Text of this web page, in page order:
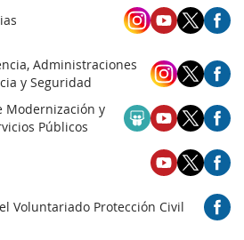
Administraciones
y Seguridad
Modernización y
Públicos
Voluntariado Protección Civil